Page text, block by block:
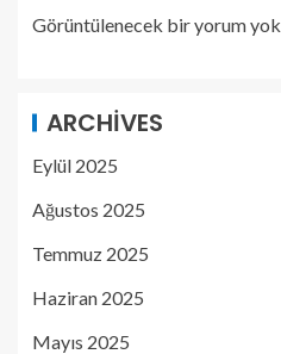
Görüntülenecek bir yorum yok.
ARCHIVES
Eylül 2025
Ağustos 2025
Temmuz 2025
Haziran 2025
Mayıs 2025